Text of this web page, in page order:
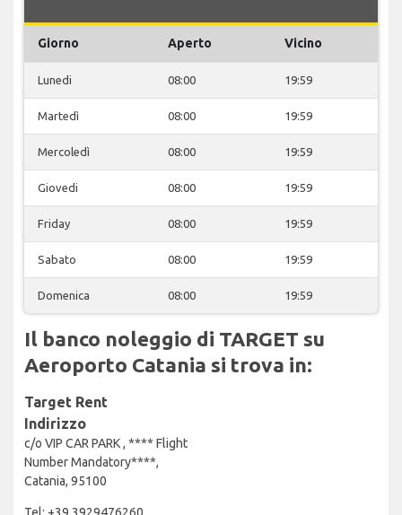
Giorno Aperto Vicino
Lunedi 08:00 19:59
Martedì 08:00 19:59
Mercoledì 08:00 19:59
Giovedi 08:00 19:59
Friday 08:00 19:59
Sabato 08:00 19:59
Domenica 08:00 19:59
Il banco noleggio di TARGET su
Aeroporto Catania si trova in:
Target Rent
Indirizzo
c/o VIP CAR PARK , **** Flight
Number Mandatory****,
Catania, 95100
Tel: +39 3929476260